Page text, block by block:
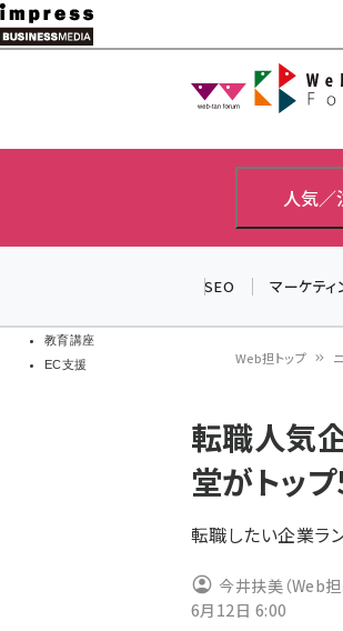
メ
イ
教育講座
EC支援
人気／
SEO マーケテ
ン
く
ず
Web担トップ
転職人気
堂がトッ
転職したい企業ラ
今井扶美（Web担
6月12日 6:00